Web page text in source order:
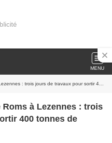
MENU
jours de travaux pour sortir 400 tonnes de déchets
à Lezennes : trois
400 tonnes de